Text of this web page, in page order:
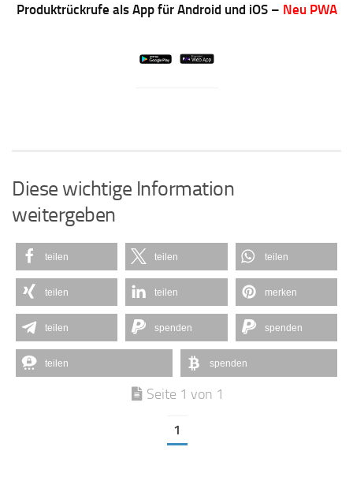
Produktrückrufe als App für Android und iOS – Neu PWA
Diese wichtige Information
weitergeben
teilen teilen teilen
teilen teilen merken
teilen spenden spenden
teilen spenden
Seite 1 von 1
1